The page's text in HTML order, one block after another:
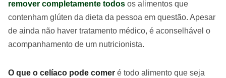
remover completamente todos os alimentos que
contenham glúten da dieta da pessoa em questão. Apesar
de ainda não haver tratamento médico, é aconselhável o
acompanhamento de um nutricionista.
O que o celíaco pode comer é todo alimento que seja